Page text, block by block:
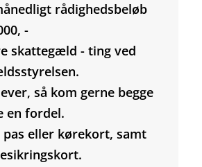
rådighedsbeløb
-
skattegæld - ting ved
så kom gerne begge
en fordel.
pas eller kørekort, samt